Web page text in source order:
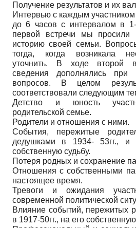
Получение результатов и их
Интервью с каждым участником
до 6 часов с интервалом в
первой встречи мы просили
историю своей семьи.
тогда, когда возникала
уточнить. В ходе второй
сведения дополнялись при
вопросов. В целом
соответствовали следующим
Детство и юность
родительской семье.
Родители и отношения с ними.
События, пережитые
дедушками в 1934- 53гг.,
собственную судьбу.
Потеря родных и сохранение
Отношения с собственными
настоящее время.
Тревоги и ожидания
современной политической
Влияние событий, пережитых
в 1917-50гг., на его